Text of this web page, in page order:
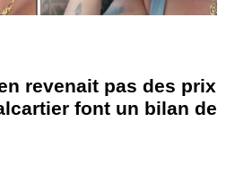
revenait pas des prix
font un bilan de